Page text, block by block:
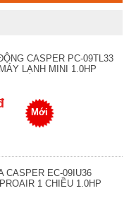
CASPER PC-09TL33
LẠNH MINI 1.0HP
Mới
CASPER EC-09IU36
1 CHIỀU 1.0HP